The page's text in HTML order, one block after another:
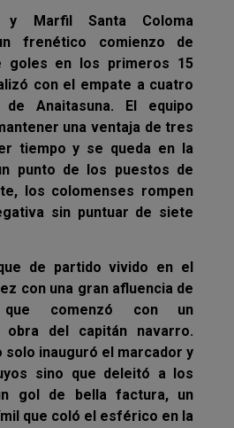
y Marfil Santa Coloma
frenético comienzo de
goles en los primeros 15
con el empate a cuatro
Anaitasuna. El equipo
una ventaja de tres
tiempo y se queda en la
punto de los puestos de
los colomenses rompen
sin puntuar de siete
de partido vivido en el
con una gran afluencia de
que comenzó con un
obra del capitán navarro.
solo inauguró el marcador y
sino que deleitó a los
gol de bella factura, un
que coló el esférico en la